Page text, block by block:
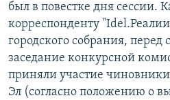
был в повестке дня сессии.
корреспонденту
городского собрания, перед
заседание конкурсной
приняли участие
Эл (согласно положению о